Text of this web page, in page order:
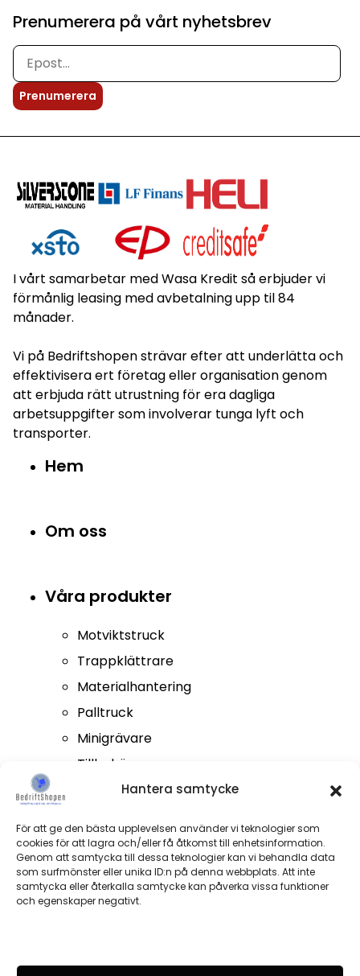
Hantera samtycke
För att ge den bästa upplevelsen använder vi teknologier som
cookies för att lagra och/eller få åtkomst till enhetsinformation.
Genom att samtycka till dessa teknologier kan vi behandla data
som surfmönster eller unika ID:n på denna webbplats. Att inte
samtycka eller återkalla samtycke kan påverka vissa funktioner
och egenskaper negativt.
Prenumerera på vårt nyhetsbrev
Prenumerera
I vårt samarbetar med Wasa Kredit så erbjuder vi
förmånlig leasing med avbetalning upp til 84
månader.
Vi på Bedriftshopen strävar efter att underlätta och
effektivisera ert företag eller organisation genom
att erbjuda rätt utrustning för era dagliga
arbetsuppgifter som involverar tunga lyft och
transporter.
Hem
Om oss
Våra produkter
Motviktstruck
Trappklättrare
Materialhantering
Palltruck
Minigrävare
Tillbehör
Kontakta oss
+46 (0)733201031